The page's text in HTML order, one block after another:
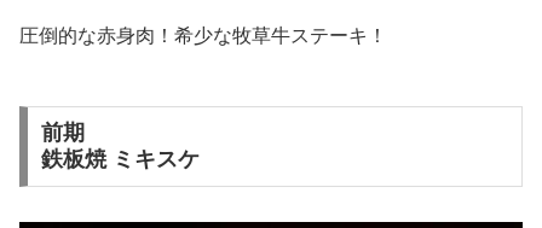
圧倒的な赤身肉！希少な牧草牛ステーキ！
前期
鉄板焼 ミキスケ